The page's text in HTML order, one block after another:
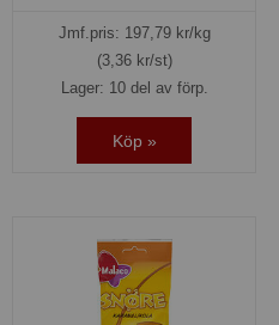
Jmf.pris: 197,79kr/kg
(3,36 kr/st)
Lager: 10 del av förp.
Köp »